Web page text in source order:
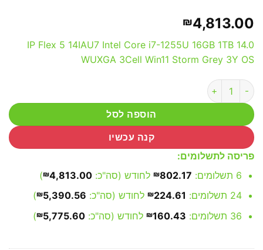
₪4,813.00
IP Flex 5 14IAU7 Intel Core i7-1255U 16GB 1TB 14.0
WUXGA 3Cell Win11 Storm Grey 3Y OS
כמות של Lenovo IP Flex 5 14IAU7 - 82R700A1IV
הוספה לסל
קנה עכשיו
פריסה לתשלומים:
6 תשלומים:
₪802.17 לחודש (סה"כ: ₪4,813.00
)
24 תשלומים:
₪224.61 לחודש (סה"כ: ₪5,390.56
)
36 תשלומים:
₪160.43 לחודש (סה"כ: ₪5,775.60
)